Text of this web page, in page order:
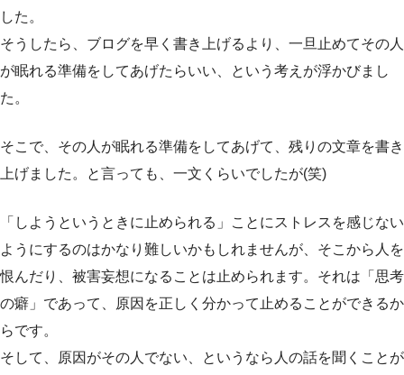
した。
そうしたら、ブログを早く書き上げるより、一旦止めてその人
が眠れる準備をしてあげたらいい、という考えが浮かびまし
た。
そこで、その人が眠れる準備をしてあげて、残りの文章を書き
上げました。と言っても、一文くらいでしたが(笑)
「しようというときに止められる」ことにストレスを感じない
ようにするのはかなり難しいかもしれませんが、そこから人を
恨んだり、被害妄想になることは止められます。それは「思考
の癖」であって、原因を正しく分かって止めることができるか
らです。
そして、原因がその人でない、というなら人の話を聞くことが